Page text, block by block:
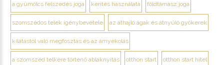
a gyümölcs felszedés joga kerítés használata földtámasz joga
szomszédos telek igénybevétele az áthajló ágak és átnyúló gyökerek
kilátástól való megfosztás és az árnyékolás
a szomszéd telkére történő ablaknyitás otthon start otthon start hitel